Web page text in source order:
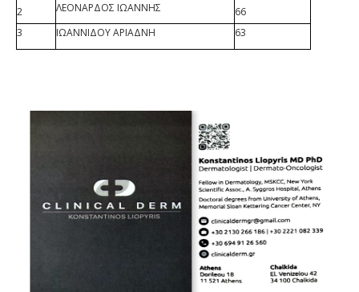
2
ΛΕΟΝΑΡΔΟΣ ΙΩΑΝΝΗΣ
66
3
ΙΩΑΝΝΙΔΟΥ ΑΡΙΑΔΝΗ 63